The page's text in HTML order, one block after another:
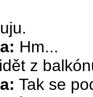
Hm...
z
Tak se